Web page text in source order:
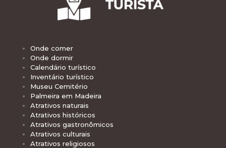
Onde comer
Onde dormir
Calendário turístico
Inventário turístico
Museu Cemitério
Palmeira em Madeira
Atrativos naturais
Atrativos históricos
Atrativos gastronômicos
Atrativos culturais
Atrativos religiosos